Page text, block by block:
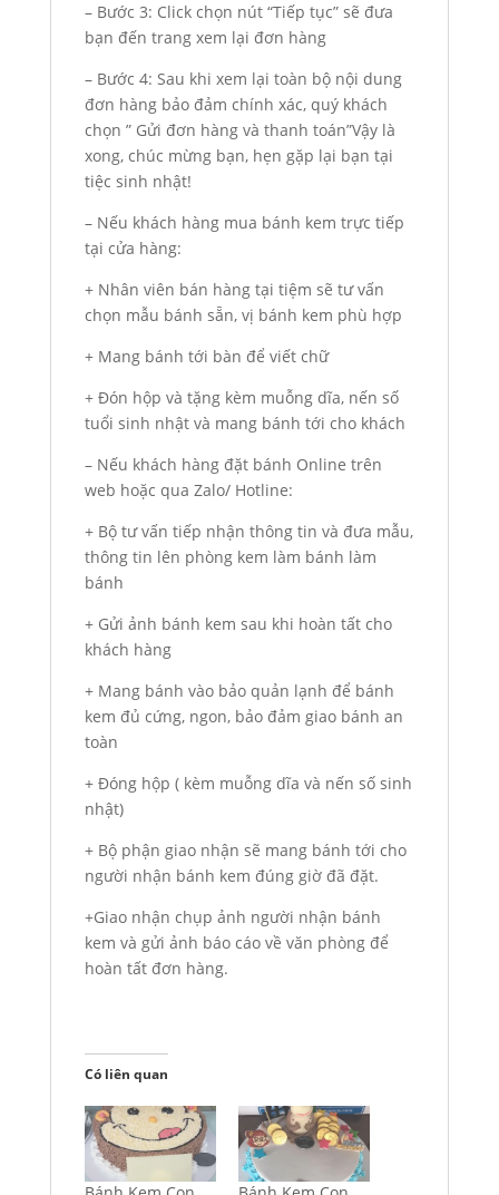
– Bước 3: Click chọn nút “Tiếp tục” sẽ đưa
bạn đến trang xem lại đơn hàng
– Bước 4: Sau khi xem lại toàn bộ nội dung
đơn hàng bảo đảm chính xác, quý khách
chọn ” Gửi đơn hàng và thanh toán”Vậy là
xong, chúc mừng bạn, hẹn gặp lại bạn tại
tiệc sinh nhật!
– Nếu khách hàng mua bánh kem trực tiếp
tại cửa hàng:
+ Nhân viên bán hàng tại tiệm sẽ tư vấn
chọn mẫu bánh sẵn, vị bánh kem phù hợp
+ Mang bánh tới bàn để viết chữ
+ Đón hộp và tặng kèm muỗng dĩa, nến số
tuổi sinh nhật và mang bánh tới cho khách
– Nếu khách hàng đặt bánh Online trên
web hoặc qua Zalo/ Hotline:
+ Bộ tư vấn tiếp nhận thông tin và đưa mẫu,
thông tin lên phòng kem làm bánh làm
bánh
+ Gửi ảnh bánh kem sau khi hoàn tất cho
khách hàng
+ Mang bánh vào bảo quản lạnh để bánh
kem đủ cứng, ngon, bảo đảm giao bánh an
toàn
+ Đóng hộp ( kèm muỗng dĩa và nến số sinh
nhật)
+ Bộ phận giao nhận sẽ mang bánh tới cho
người nhận bánh kem đúng giờ đã đặt.
+Giao nhận chụp ảnh người nhận bánh
kem và gửi ảnh báo cáo về văn phòng để
hoàn tất đơn hàng.
Có liên quan